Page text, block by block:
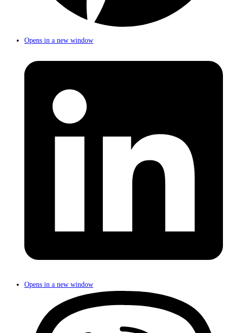
Opens in a new window
Opens in a new window